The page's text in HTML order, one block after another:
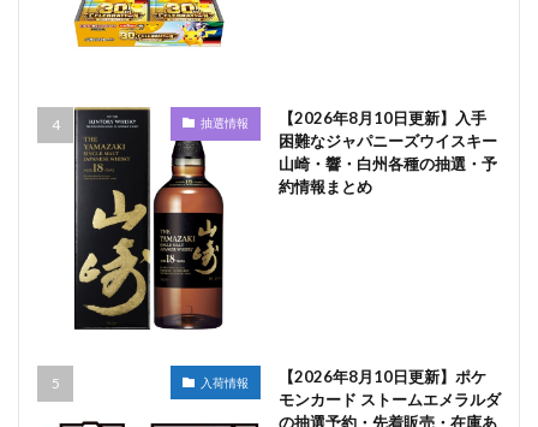
抽選情報
【2026年8月10日更新】入手
困難なジャパニーズウイスキー
山崎・響・白州各種の抽選・予
約情報まとめ
入荷情報
【2026年8月10日更新】ポケ
モンカード ストームエメラルダ
の抽選予約・先着販売・在庫あ